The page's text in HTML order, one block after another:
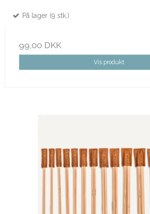
På lager (9 stk.)
99,00 DKK
Vis produkt